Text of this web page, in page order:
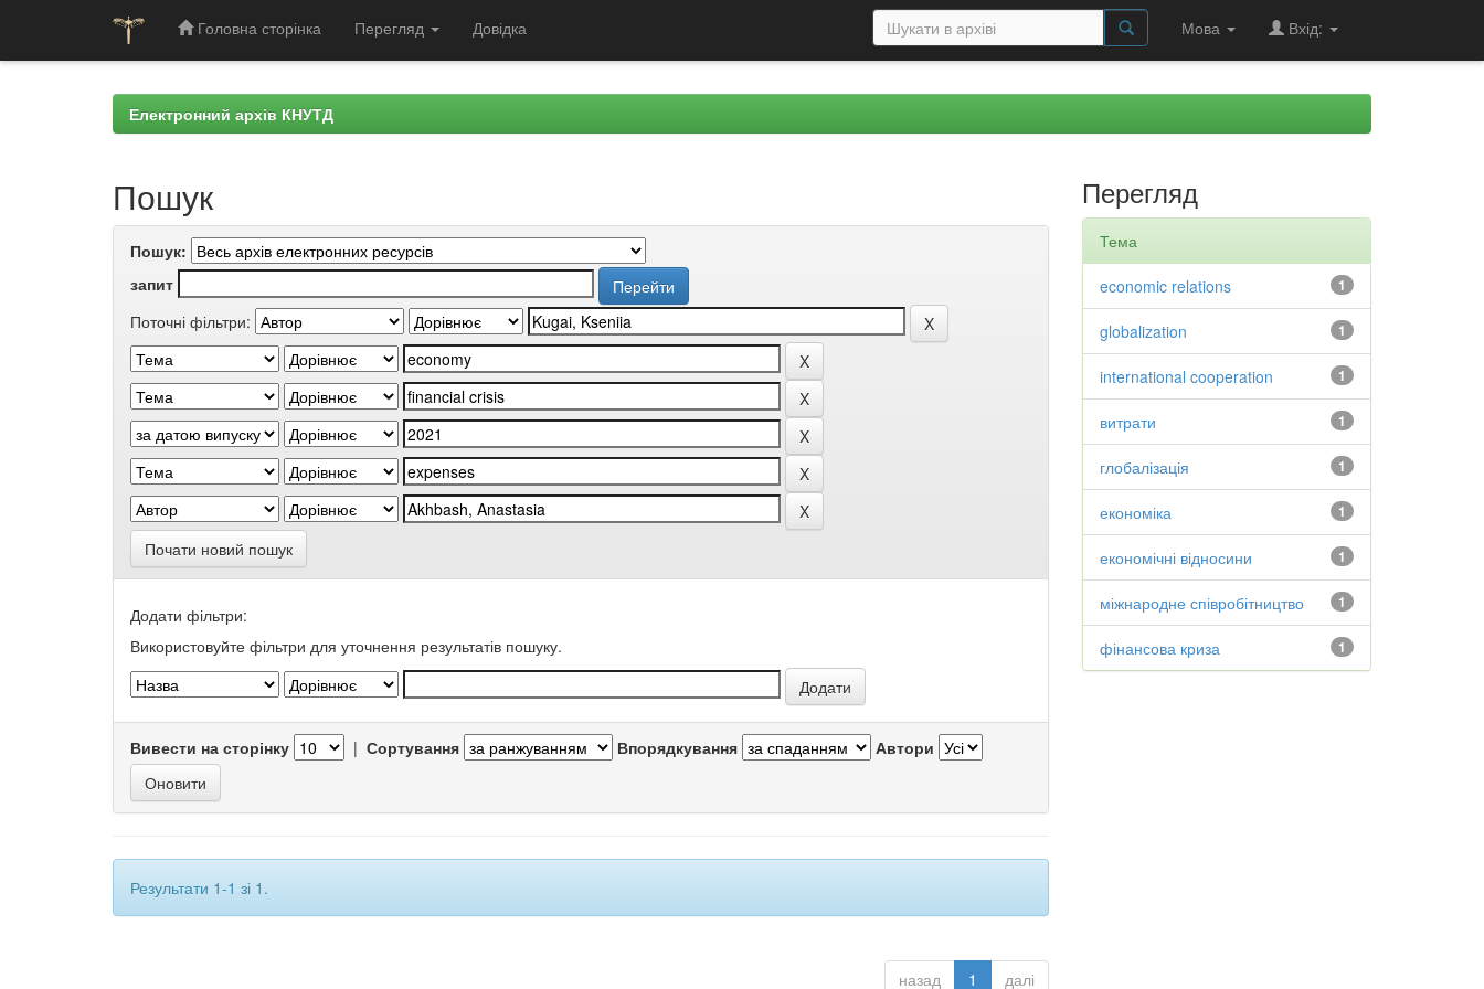
Головна сторінка Перегляд Довідка Мова Вхід:
Електронний архів КНУТД
Пошук
Пошук:
запит
Поточні фільтри:
Почати новий пошук
Додати фільтри:
Використовуйте фільтри для уточнення результатів пошуку.
Вивести на сторінку | Сортування Впорядкування Автори
Результати 1-1 зі 1.
назад 1 далі
Перегляд
Тема
1
economic relations
1
globalization
1
international cooperation
1
витрати
1
глобалізація
1
економіка
1
економічні відносини
1
міжнародне співробітництво
1
фінансова криза